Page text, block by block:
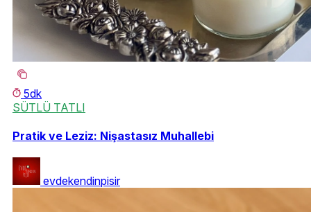
5dk
SÜTLÜ TATLI
Pratik ve Leziz: Nişastasız Muhallebi
evdekendinpisir